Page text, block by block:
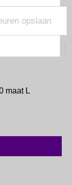
maat L
opslaan